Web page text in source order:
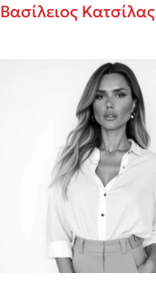
Βασίλειος Κατσίλας